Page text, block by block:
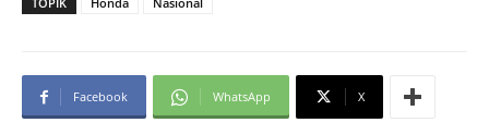
Facebook WhatsApp X